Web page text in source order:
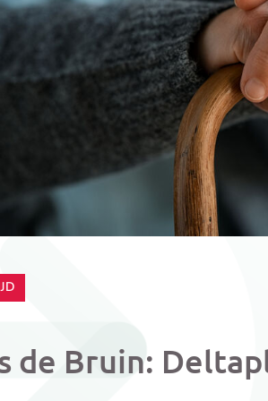
de Bruin: